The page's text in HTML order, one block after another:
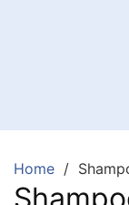
Home